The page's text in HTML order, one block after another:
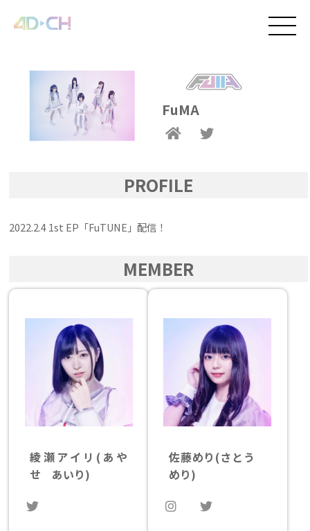
FuMA
PROFILE
2022.2.4 1st EP「FuTUNE」配信！
MEMBER
綾瀬アイリ (あや
せ あいり)
佐藤めり (さとう
めり)